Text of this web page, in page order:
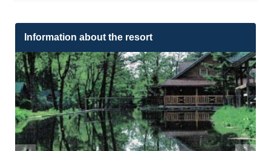
Information about the resort